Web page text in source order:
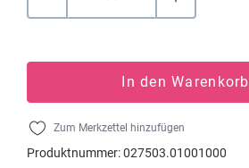
In den Warenkorb
Zum Merkzettel hinzufügen
Produktnummer:027503.01001000